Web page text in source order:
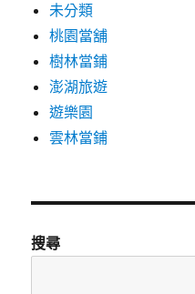
未分類
桃園當舖
樹林當鋪
澎湖旅遊
遊樂園
雲林當鋪
搜尋